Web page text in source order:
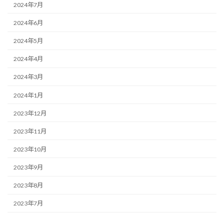
2024年7月
2024年6月
2024年5月
2024年4月
2024年3月
2024年1月
2023年12月
2023年11月
2023年10月
2023年9月
2023年8月
2023年7月